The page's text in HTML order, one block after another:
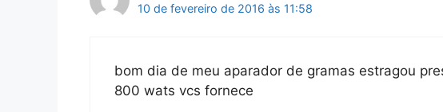
10 de fevereiro de 2016 às 11:58
bom dia de meu aparador de gramas estragou
800 wats vcs fornece